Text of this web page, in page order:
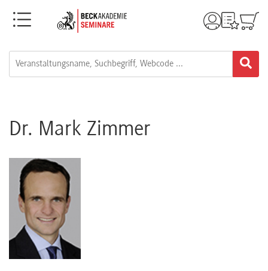
Menü
Webinare
Learnings
Dr. Mark Zimmer